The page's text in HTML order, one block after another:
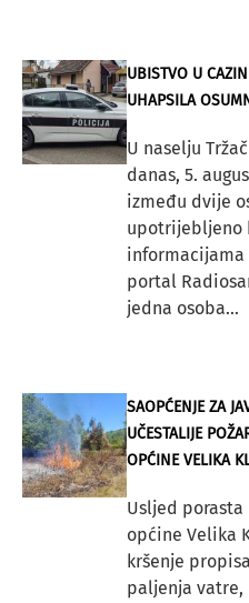
UBISTVO U
UHAPSILA
U naselju
danas, 5.
između dvije
upotrijebljeno
informacijama
portal
jedna osoba...
SAOPĆENJE ZA
UČESTALIJE
OPĆINE VELIKA
Usljed
općine Velika
kršenje
paljenja vatre,